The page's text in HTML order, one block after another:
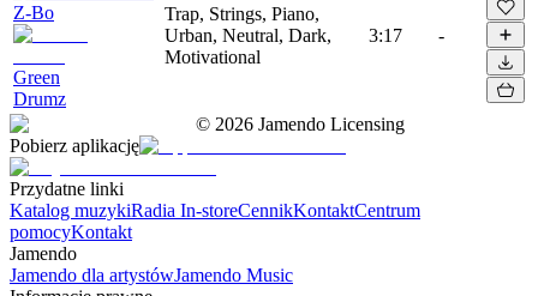
Z-Bo
Green
Drumz
Trap, Strings, Piano,
Urban, Neutral, Dark,
Motivational
3:17 -
© 2026 Jamendo Licensing
Pobierz aplikację
Przydatne linki
Katalog muzykiRadia In-storeCennikKontaktCentrum
pomocyKontakt
Jamendo
Jamendo dla artystówJamendo Music